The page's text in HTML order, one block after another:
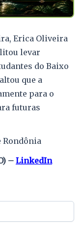
Erica Oliveira
levar
do Baixo
que a
para o
futuras
Rondônia
– LinkedIn